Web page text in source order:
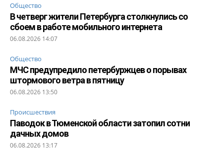
Общество
В четверг жители Петербурга столкнулись со
сбоем в работе мобильного интернета
06.08.2026 14:07
Общество
МЧС предупредило петербуржцев о порывах
штормового ветра в пятницу
06.08.2026 13:50
Происшествия
Паводок в Тюменской области затопил сотни
дачных домов
06.08.2026 13:17